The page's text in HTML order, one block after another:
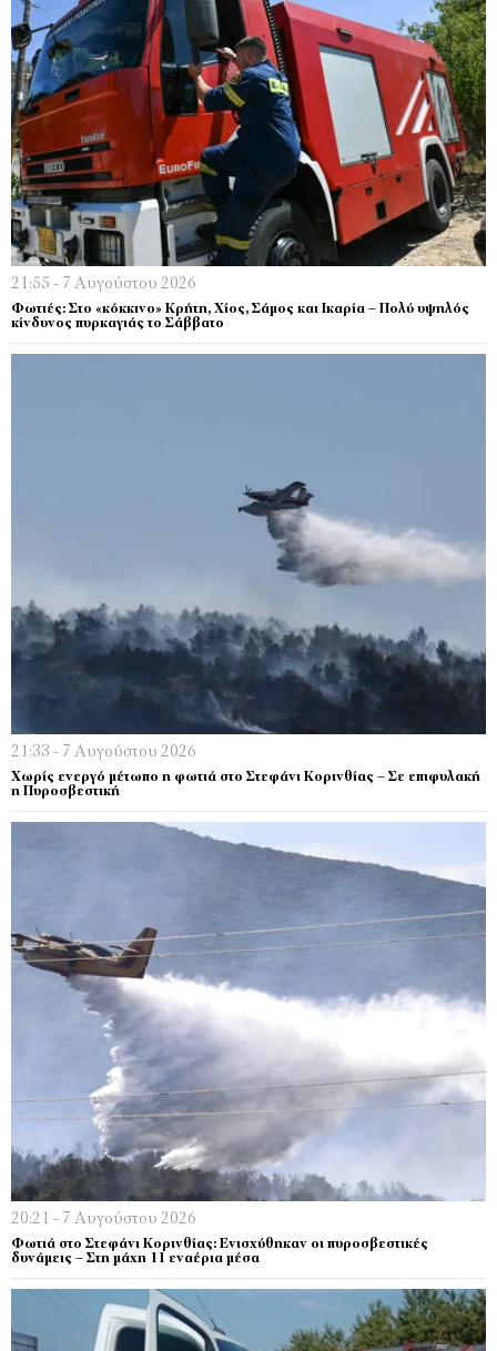
21:55 - 7 Αυγούστου 2026
Φωτιές: Στο «κόκκινο» Κρήτη, Χίος, Σάμος και Ικαρία – Πολύ υψηλός
κίνδυνος πυρκαγιάς το Σάββατο
21:33 - 7 Αυγούστου 2026
Χωρίς ενεργό μέτωπο η φωτιά στο Στεφάνι Κορινθίας – Σε επιφυλακή
η Πυροσβεστική
20:21 - 7 Αυγούστου 2026
Φωτιά στο Στεφάνι Κορινθίας: Ενισχύθηκαν οι πυροσβεστικές
δυνάμεις – Στη μάχη 11 εναέρια μέσα